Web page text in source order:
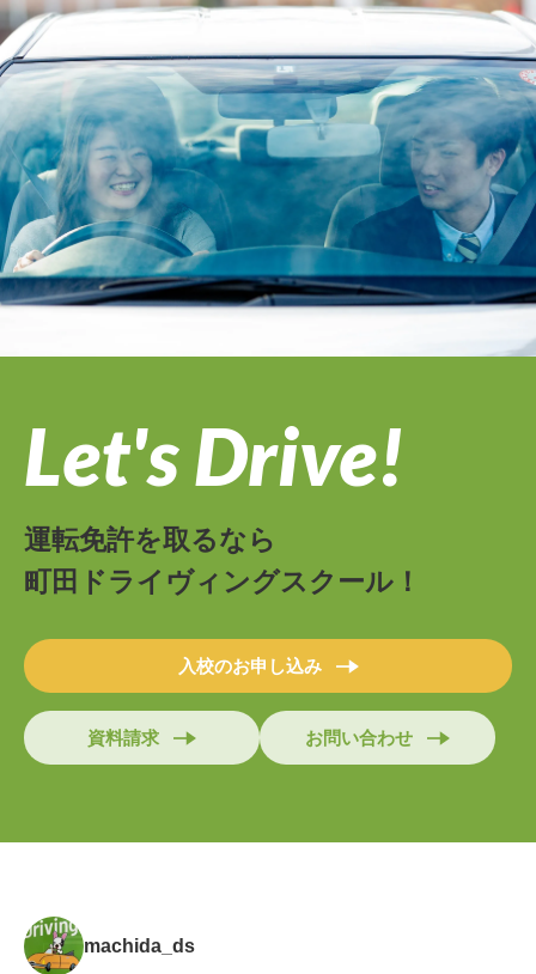
Let's Drive!
運転免許を取るなら
町田ドライヴィングスクール！
入校のお申し込み
資料請求 お問い合わせ
machida_ds